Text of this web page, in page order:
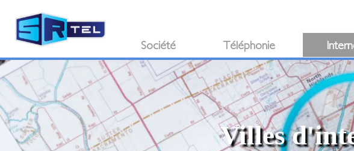
Société Téléphonie
Villes